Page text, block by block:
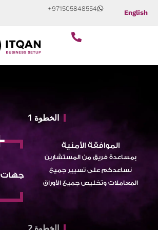
English
+971505848554
الخطوة 1
الموافقة الأمنية
بمساعدة فريق من المستشارين
نساعدكم على تسيير جميع
المعاملات وتخليص جميع الأوراق
جهات